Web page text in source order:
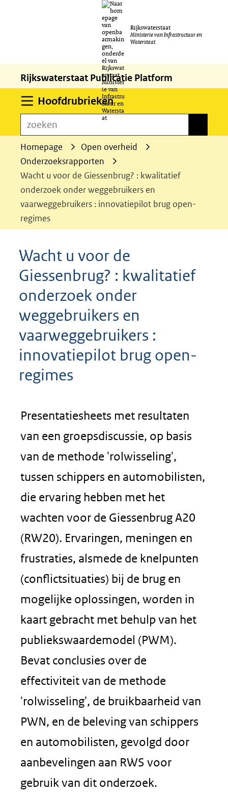
naar
de
inhoud
Rijkswaterstaat
Ministerie van Infrastructuur en
Waterstaat
Rijkswaterstaat Publicatie Platform
HoofdrubriekenUitklappen
zoeken
Homepage
Open overheid
Onderzoeksrapporten
Wacht u voor de Giessenbrug? : kwalitatief
onderzoek onder weggebruikers en
vaarweggebruikers : innovatiepilot brug open-
regimes
Wacht u voor de
Giessenbrug? : kwalitatief
onderzoek onder
weggebruikers en
vaarweggebruikers :
innovatiepilot brug open-
regimes
Presentatiesheets met resultaten
van een groepsdiscussie, op basis
van de methode 'rolwisseling',
tussen schippers en automobilisten,
die ervaring hebben met het
wachten voor de Giessenbrug A20
(RW20). Ervaringen, meningen en
frustraties, alsmede de knelpunten
(conflictsituaties) bij de brug en
mogelijke oplossingen, worden in
kaart gebracht met behulp van het
publiekswaardemodel (PWM).
Bevat conclusies over de
effectiviteit van de methode
'rolwisseling', de bruikbaarheid van
PWN, en de beleving van schippers
en automobilisten, gevolgd door
aanbevelingen aan RWS voor
gebruik van dit onderzoek.